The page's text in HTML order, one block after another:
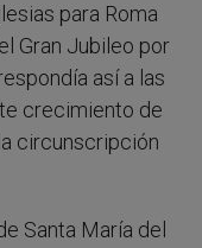
para Roma
Gran Jubileo por
así a las
crecimiento de
circunscripción
Santa María del